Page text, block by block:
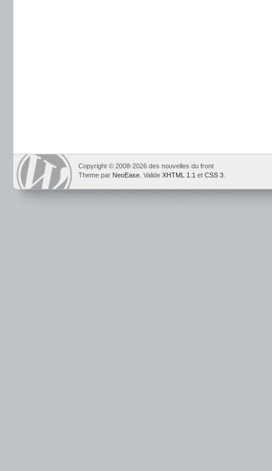
Copyright © 2008-2026 des nouvelles du front
Theme par NeoEase . Valide XHTML 1.1 et CSS 3